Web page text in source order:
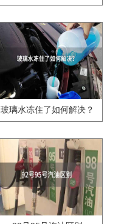
玻璃水冻住了如何解决？